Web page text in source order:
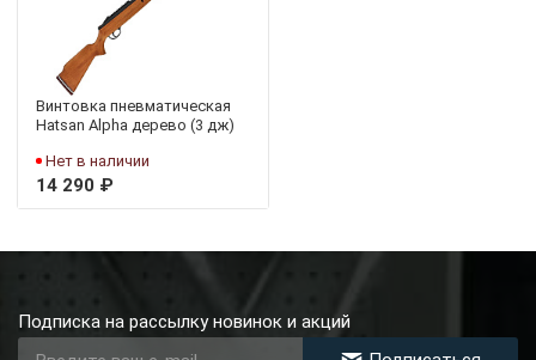
Винтовка пневматическая
Hatsan Alpha дерево (3 дж)
Нет в наличии
14 290 ₽
Подписка на рассылку новинок и акций